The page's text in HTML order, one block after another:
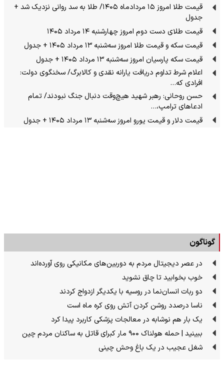
قیمت طلا امروز ۱۵ مردادماه ۱۴۰۵/ طلا به سد روانی نزدیک شد +
جدول
قیمت طلای دست دوم امروز چهارشنبه ۱۴ مرداد ۱۴۰۵
قیمت سکه و قیمت طلا امروز سه‌شنبه ۱۳ مرداد ۱۴۰۵ + جدول
قیمت سکه پارسیان امروز سه‌شنبه ۱۳ مرداد ۱۴۰۵ + جدول
اعلام شرط تداوم دریافت یارانه نقدی و کالابرگ/ سخنگوی دولت:
افرادی که…
حسن روحانی: رهبر شهید هیچ‌وقت دنبال جنگ نبودند/ تمام
ادعاهای ترامپ،…
قیمت دلار و قیمت یورو امروز سه‌شنبه ۱۳ مرداد ۱۴۰۵ + جدول
گوناگون
در عصر دیجیتال مردم به دوربین‌های مکانیکی روی آورده‌اند
خوب بخوابید تا چاق نشوید
دو ربات انسان‌نما در روسیه با یکدیگر ازدواج کردند
ناسا درصدد روشن کردن آتش روی کره ماه است
یک بار هم نوشابه در معالجات پزشکی کاربرد پیدا کرد
ببینید | حمله هولناک ۹۰۰ مار کبرای قاتل به ساکنان مردم چین
شغل عجیب در یک باغ وحش چینی